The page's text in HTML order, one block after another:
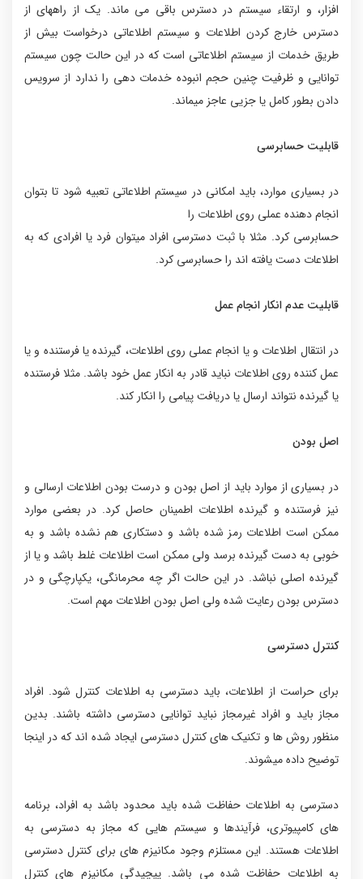
افزار، و ارتقاء سیستم در دسترس باقی می ماند. یک از راههای از
دسترس خارج کردن اطلاعات و سیستم اطلاعاتی درخواست بیش از
طریق خدمات از سیستم اطلاعاتی است که در این حالت چون سیستم
توانایی و ظرفیت چنین حجم انبوده خدمات دهی را ندارد از سرویس
دادن بطور کامل یا جزیی عاجز میماند.
قابلیت حسابرسی
در بسیاری موارد، باید امکانی در سیستم اطلاعاتی تعبیه شود تا بتوان
انجام دهنده عملی روی اطلاعات را
حسابرسی کرد. مثلا با ثبت دسترسی افراد میتوان فرد یا افرادی که به
اطلاعات دست یافته اند را حسابرسی کرد.
قابلیت عدم انکار انجام عمل
در انتقال اطلاعات و یا انجام عملی روی اطلاعات، گیرنده یا فرستنده و یا
عمل کننده روی اطلاعات نباید قادر به انکار عمل خود باشد. مثلا فرستنده
یا گیرنده نتواند ارسال یا دریافت پیامی را انکار کند.
اصل بودن
در بسیاری از موارد باید از اصل بودن و درست بودن اطلاعات ارسالی و
نیز فرستنده و گیرنده اطلاعات اطمینان حاصل کرد. در بعضی موارد
ممکن است اطلاعات رمز شده باشد و دستکاری هم نشده باشد و به
خوبی به دست گیرنده برسد ولی ممکن است اطلاعات غلط باشد و یا از
گیرنده اصلی نباشد. در این حالت اگر چه محرمانگی، یکپارچگی و در
دسترس بودن رعایت شده ولی اصل بودن اطلاعات مهم است.
کنترل دسترسی
برای حراست از اطلاعات، باید دسترسی به اطلاعات کنترل شود. افراد
مجاز باید و افراد غیرمجاز نباید توانایی دسترسی داشته باشند. بدین
منظور روش ها و تکنیک های کنترل دسترسی ایجاد شده اند که در اینجا
توضیح داده میشوند.
دسترسی به اطلاعات حفاظت شده باید محدود باشد به افراد، برنامه
های کامپیوتری، فرآیندها و سیستم هایی که مجاز به دسترسی به
اطلاعات هستند. این مستلزم وجود مکانیزم های برای کنترل دسترسی
به اطلاعات حفاظت شده می باشد. پیچیدگی مکانیزم های کنترل